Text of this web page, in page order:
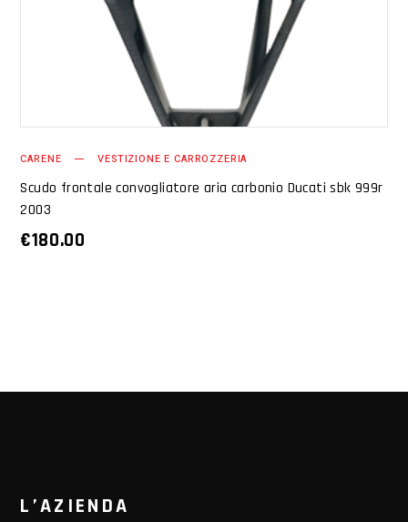
CARENE VESTIZIONE E CARROZZERIA
Scudo frontale convogliatore aria carbonio Ducati sbk 999r
2003
€180.00
L’AZIENDA